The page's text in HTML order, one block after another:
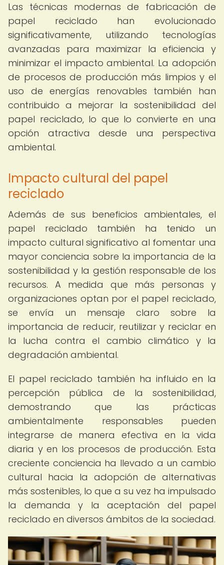
Las técnicas modernas de fabricación de
papel reciclado han evolucionado
significativamente, utilizando tecnologías
avanzadas para maximizar la eficiencia y
minimizar el impacto ambiental. La adopción
de procesos de producción más limpios y el
uso de energías renovables también han
contribuido a mejorar la sostenibilidad del
papel reciclado, lo que lo convierte en una
opción atractiva desde una perspectiva
ambiental.
Impacto cultural del papel
reciclado
Además de sus beneficios ambientales, el
papel reciclado también ha tenido un
impacto cultural significativo al fomentar una
mayor conciencia sobre la importancia de la
sostenibilidad y la gestión responsable de los
recursos. A medida que más personas y
organizaciones optan por el papel reciclado,
se envía un mensaje claro sobre la
importancia de reducir, reutilizar y reciclar en
la lucha contra el cambio climático y la
degradación ambiental.
El papel reciclado también ha influido en la
percepción pública de la sostenibilidad,
demostrando que las prácticas
ambientalmente responsables pueden
integrarse de manera efectiva en la vida
diaria y en los procesos de producción. Esta
creciente conciencia ha llevado a un cambio
cultural hacia la adopción de alternativas
más sostenibles, lo que a su vez ha impulsado
la demanda y la aceptación del papel
reciclado en diversos ámbitos de la sociedad.